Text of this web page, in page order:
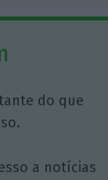
do que
a notícias